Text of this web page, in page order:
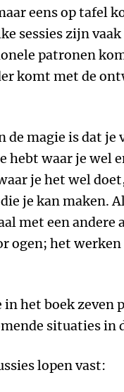
eens op tafel
sessies zijn
patronen
komt met de
de magie is dat
hebt waar je wel
je het wel
je kan maken.
met een andere
ogen; het
in het boek zeven
situaties in
lopen vast: